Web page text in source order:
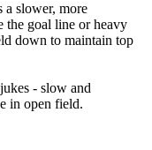
a slower, more
the goal line or heavy
down to maintain top
- slow and
in open field.